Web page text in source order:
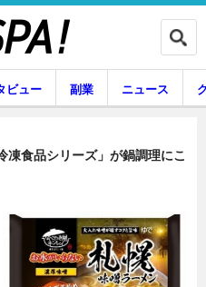
専門家インタビュー
ビュー 副業 ニュース
食品シリーズ」が鍋調理にこ